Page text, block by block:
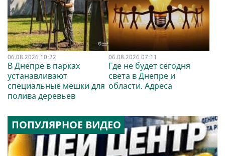
06.08.2026 10:22
В Днепре в парках
устанавливают
специальные мешки для
полива деревьев
06.08.2026 07:11
Где не будет сегодня
света в Днепре и
области. Адреса
ПОПУЛЯРНОЕ ВИДЕО